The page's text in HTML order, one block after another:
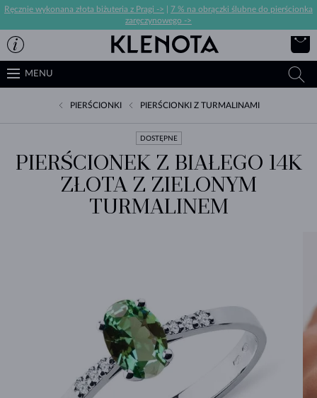
Ręcznie wykonana złota biżuteria z Pragi ->
7 % na obrączki ślubne do pierścionka
zaręczynowego ->
MENU
PIERŚCIONKI PIERŚCIONKI Z TURMALINAMI
DOSTĘPNE
PIERŚCIONEK Z BIAŁEGO 14K
ZŁOTA Z ZIELONYM
TURMALINEM